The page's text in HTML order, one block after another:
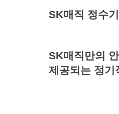
SK매직 정수기
SK매직만의
제공되는 정기